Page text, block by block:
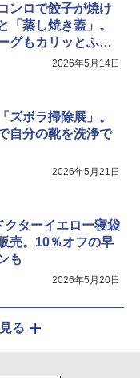
ンロで餃子が焼け
「蒸し焼き蓋」。
グもカリッとふっ
2026年5月14日
ズボラ掃除展」。
自分の靴を洗浄で
2026年5月21日
ターイエロー寝袋
売。10％オフの早
も
2026年5月20日
る